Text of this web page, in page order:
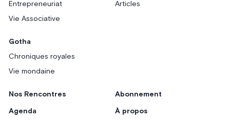
Entrepreneuriat
Vie Associative
Articles
Gotha
Chroniques royales
Vie mondaine
Nos Rencontres
Agenda
Abonnement
À propos